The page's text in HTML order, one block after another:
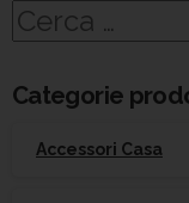
Ricerca
Categorie
Accessori Casa